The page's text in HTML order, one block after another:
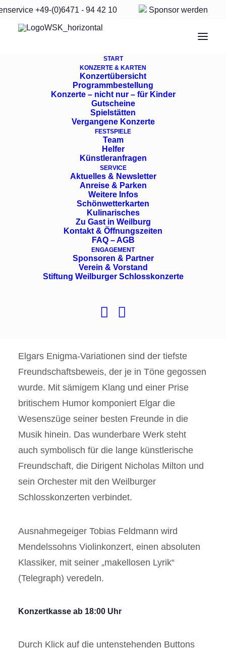
+49-(0)6471 - 94 42 10 Sponsor werden
START
KONZERTE & KARTEN
Konzertübersicht
Programmbestellung
Konzerte – nicht nur – für Kinder
Gutscheine
Spielstätten
Vergangene Konzerte
FESTSPIELE
Team
Helfer
Künstleranfragen
SERVICE
Aktuelles & Newsletter
Anreise & Parken
Weitere Infos
Schönwetterkarten
Kulinarisches
Zu Gast in Weilburg
Kontakt & Öffnungszeiten
FAQ – AGB
ENGAGEMENT
Sponsoren & Partner
Verein & Vorstand
Stiftung Weilburger Schlosskonzerte
Samstag, 11. Juli, 20
Renaissancehof
Freundschaft
Tobias Feldmann, Violine
Göttinger Symphonieorchester
Dr. Nicholas Milton, Dirigent
Carl Maria von Weber: Ouvertüre zur Oper
„Der Freischütz“ op. 77
Elgars Enigma-Variationen sind der tiefste
Freundschaftsbeweis, der je in Töne gegossen
wurde. Mit sämigem Klang und einer Prise
britischem Humor komponiert Elgar die
Wesenszüge seiner besten Freunde in die
Musik hinein. Das wunderbare Werk steht
auch symbolisch für die lange künstlerische
Freundschaft, die Dirigent Nicholas Milton und
sein Orchester mit den Weilburger
Schlosskonzerten verbindet.
Ausnahmegeiger Tobias Feldmann wird
Mendelssohns Violinkonzert, einen absoluten
Klassiker, mit seiner „makellosen Lyrik“
(Telegraph) veredeln.
Konzertkasse ab 18:00 Uhr
Durch Klick auf die untenstehenden Buttons